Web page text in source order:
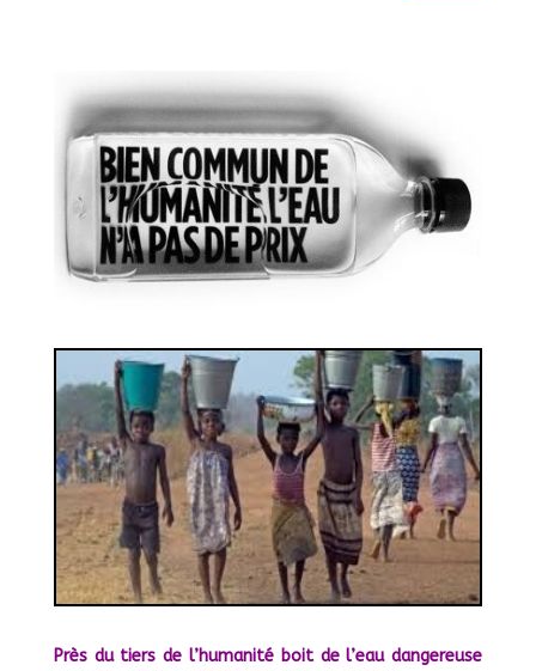
Près du tiers de l’humanité boit de l’eau dangereuse